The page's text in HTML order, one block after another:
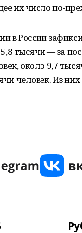
их число по-
в России
5,8 тысячи — за
около 9,7
человек. Из